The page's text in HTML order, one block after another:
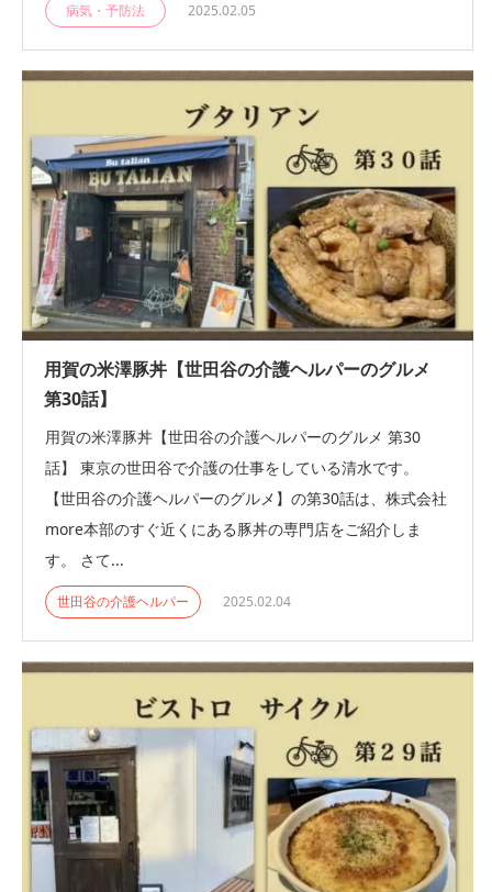
病気・予防法 2025.02.05
用賀の米澤豚丼【世田谷の介護ヘルパーのグルメ
第30話】
用賀の米澤豚丼【世田谷の介護ヘルパーのグルメ 第30
話】 東京の世田谷で介護の仕事をしている清水です。
【世田谷の介護ヘルパーのグルメ】の第30話は、株式会社
more本部のすぐ近くにある豚丼の専門店をご紹介しま
す。 さて...
世田谷の介護ヘルパー 2025.02.04